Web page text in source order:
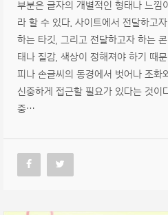
부분은 글자의 개별적인 형태나 느낌
라 할 수 있다. 사이트에서 전달하고
하는 타깃, 그리고 전달하고자 하는
태나 질감, 색상이 정해져야 하기 때
피나 손글씨의 동경에서 벗어나 조화
신중하게 접근할 필요가 있다는 것
중…